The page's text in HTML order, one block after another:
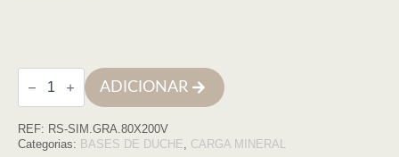
Quantidade
de
Base
duche
SIMPLE
ADICIONAR
REF: RS-SIM.GRA.80X200V
Categorias: BASES DE DUCHE, CARGA MINERAL